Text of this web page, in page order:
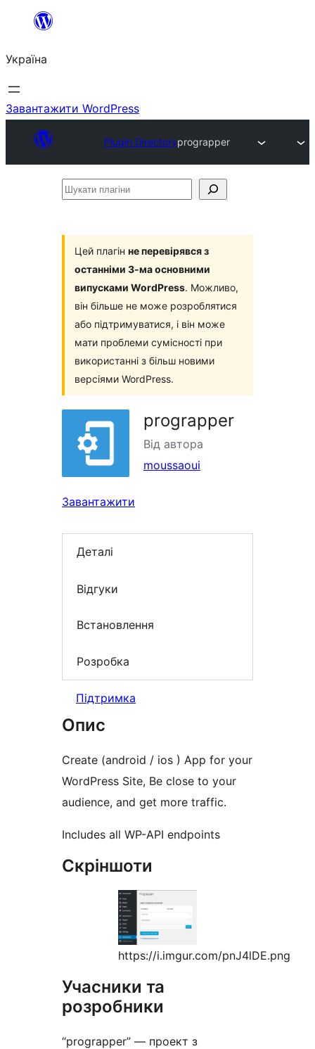
Перейти
вмісту
Україна
Завантажити WordPress
Plugin Directoryprograpper
Шукати
Цей плагін не перевірявся з
останніми 3-ма основними
випусками WordPress. Можливо,
він більше не може розроблятися
або підтримуватися, і він може
мати проблеми сумісності при
використанні з більш новими
версіями WordPress.
prograpper
Від автора
moussaoui
Завантажити
Деталі
Відгуки
Встановлення
Розробка
Підтримка
Опис
Create (android / ios ) App for your
WordPress Site, Be close to your
audience, and get more traffic.
Includes all WP-API endpoints
Скріншоти
https://i.imgur.com/pnJ4lDE.png
Учасники та
розробники
“prograpper” — проект з